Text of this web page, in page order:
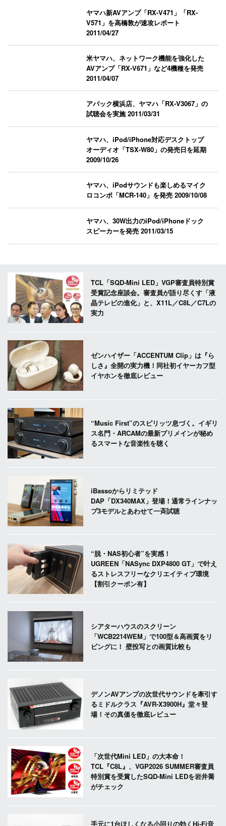
ヤマハ新AVアンプ「RX-V471」「RX-
V571」を高橋敦が速攻レポート
2011/04/27
米ヤマハ、ネットワーク機能を強化した
AVアンプ「RX-V671」など4機種を発売
2011/04/07
アバック横浜店、ヤマハ「RX-V3067」の
試聴会を実施2011/03/31
ヤマハ、iPod/iPhone対応デスクトップ
オーディオ「TSX-W80」の発売日を延期
2009/10/26
ヤマハ、iPodサウンドも楽しめるマイク
ロコンポ「MCR-140」を発売2009/10/08
ヤマハ、30W出力のiPod/iPhoneドック
スピーカーを発売2011/03/15
TCL「SQD-Mini LED」VGP審査員特別賞
受賞記念座談会。審査員が語り尽くす「液
晶テレビの進化」と、X11L／C8L／C7Lの
実力
ゼンハイザー「ACCENTUM Clip」は『ら
しさ』全開の実力機！同社初イヤーカフ型
イヤホンを徹底レビュー
“Music First”のスピリッツ息づく。イギリ
ス名門・ARCAMの最新プリメインが秘め
るスマートな音楽性を聴く
iBassoからリミテッド
DAP「DX340MAX」登場！通常ラインナッ
プ3モデルとあわせて一斉試聴
“脱・NAS初心者”を実感！
UGREEN「NASync DXP4800 GT」で叶え
るストレスフリーなクリエイティブ環境
【割引クーポン有】
シアターハウスのスクリーン
「WCB2214WEM」で100型＆高画質をリ
ビングに！ 壁投写との画質比較も
デノンAVアンプの次世代サウンドを牽引す
るミドルクラス『AVR-X3900H』堂々登
場！その真価を徹底レビュー
「次世代Mini LED」の大本命！
TCL『C8L』、VGP2026 SUMMER審査員
特別賞を受賞したSQD-Mini LEDを岩井喬
がチェック
手元に1台ほしくなる小回りの効くHi-Fi音